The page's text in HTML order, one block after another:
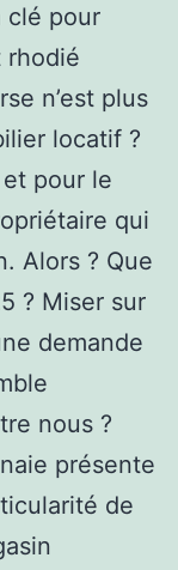
clé pour
rhodié
n’est plus
locatif ?
pour le
qui
Alors ? Que
? Miser sur
demande
nous ?
présente
de